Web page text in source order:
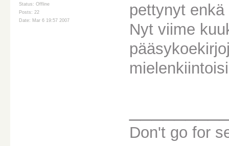
Status: Offline
Posts: 22
Date: Mar 6 19:57 2007
pettynyt
Nyt viime
Don't go for